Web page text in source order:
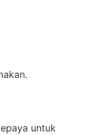
untuk